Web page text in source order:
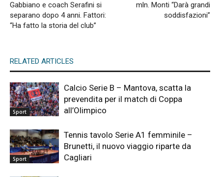
Gabbiano e coach Serafini si
separano dopo 4 anni. Fattori:
“Ha fatto la storia del club”
mln. Monti “Darà grandi
soddisfazioni”
RELATED ARTICLES
Sport
Calcio Serie B – Mantova, scatta la
prevendita per il match di Coppa
all’Olimpico
Sport
Tennis tavolo Serie A1 femminile –
Brunetti, il nuovo viaggio riparte da
Cagliari